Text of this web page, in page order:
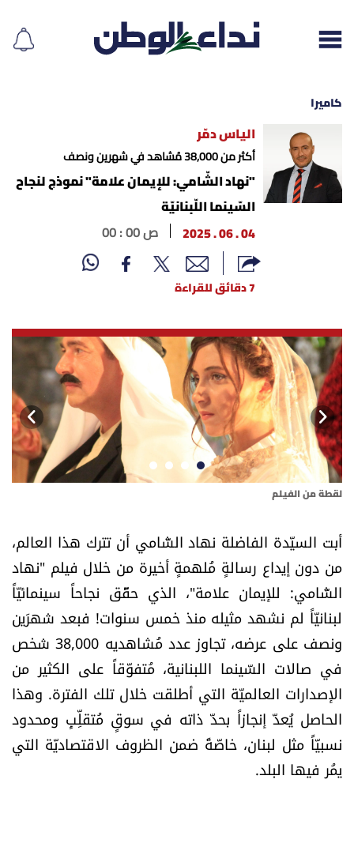
إقرأ الجريدة
لبنان
محليات
أسرار
متفرقات
نداء القرّاء
خاص الموقع
كتّابنا
تحت المجهر
آراء
اقتصاد
العالم
الصحافة الإسرائيلية
كاميرا
الياس دمّر
أكثر من 38,000 مُشاهد في شهرين ونصف
"نهاد الشّامي: للإيمان علامة" نموذج لنجاح
السّينما اللّبنانيّة
04 . 06 . 2025
00 : 00 ص
7 دقائق للقراءة
لقطة من الفيلم
أبت السيّدة الفاضلة نهاد الشّامي أن تترك هذا العالم،
من دون إيداع رسالةٍ مُلهمةٍ أخيرة من خلال فيلم "نهاد
الشّامي: للإيمان علامة"، الذي حقَّق نجاحاً سينمائيّاً
لبنانيّاً لم نشهد مثيله منذ خمس سنوات! فبعد شهرَين
ونصف على عرضه، تجاوز عدد مُشاهديه 38,000 شخص
في صالات السّينما اللبنانية، مُتفوّقاً على الكثير من
الإصدارات العالميّة التي أطلقت خلال تلك الفترة. وهذا
الحاصل يُعدّ إنجازاً بحدّ ذاته في سوقٍ مُتقلِّبٍ ومحدود
نسبيّاً مثل لبنان، خاصّةً ضمن الظروف الاقتصاديّة التي
يمُر فيها البلد.